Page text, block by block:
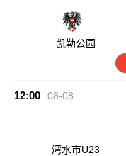
凯勒公园
12:00 08-08
湾水市U23